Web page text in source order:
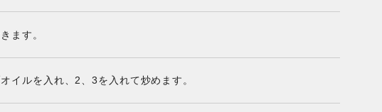
ます。
イルを入れ、2、3を入れて炒めます。